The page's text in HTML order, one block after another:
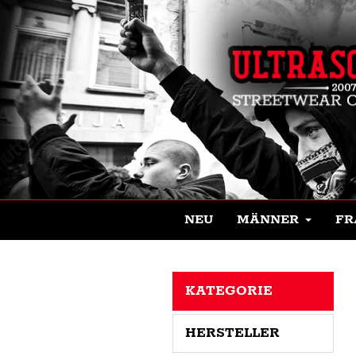
NEU MÄNNER
KATEGORIE
HERSTELLER